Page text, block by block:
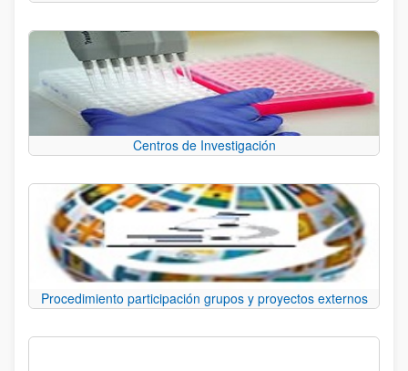
Centros de Investigación
Procedimiento participación grupos y proyectos externos